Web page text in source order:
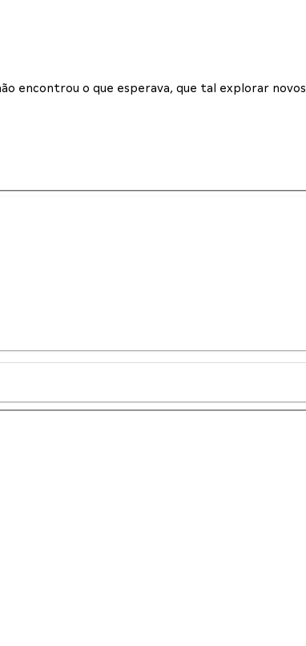
encontrou o que esperava, que tal explorar